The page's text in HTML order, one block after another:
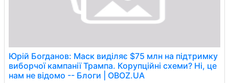
Юрій Богданов: Маск виділяє $75 млн на підтримку
виборчої кампанії Трампа. Корупційні схеми? Ні, це
нам не відомо -- Блоги | OBOZ.UA